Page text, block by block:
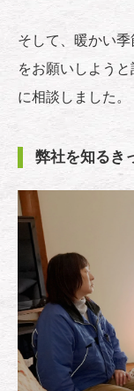
そして、暖かい
をお願いしよう
に相談しました。
弊社を知るき